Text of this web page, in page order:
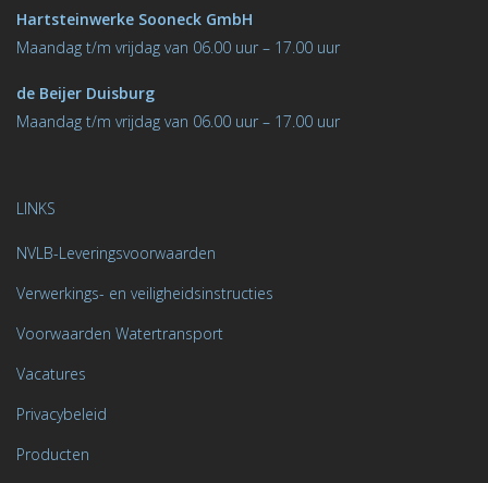
Hartsteinwerke Sooneck GmbH
Maandag t/m vrijdag van 06.00 uur – 17.00 uur
de Beijer Duisburg
Maandag t/m vrijdag van 06.00 uur – 17.00 uur
LINKS
NVLB-Leveringsvoorwaarden
Verwerkings- en veiligheidsinstructies
Voorwaarden Watertransport
Vacatures
Privacybeleid
Producten